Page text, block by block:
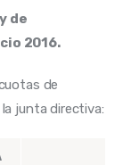
de
2016.
de
junta directiva: